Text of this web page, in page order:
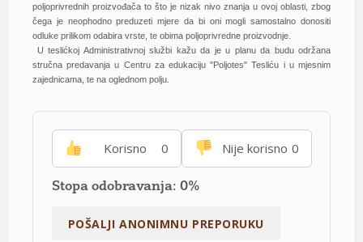
poljoprivrednih proizvođača to što je nizak nivo znanja u ovoj oblasti, zbog
čega je neophodno preduzeti mjere da bi oni mogli samostalno donositi
odluke prilikom odabira vrste, te obima poljoprivredne proizvodnje.
U teslićkoj Administrativnoj službi kažu da je u planu da budu održana
stručna predavanja u Centru za edukaciju "Poljotes" Tesliću i u mjesnim
zajednicama, te na oglednom polju.
Korisno 0 Nije korisno 0
Stopa odobravanja: 0%